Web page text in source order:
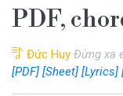
PDF,
Đức Huy Đừng xa
[PDF] [Sheet] [Lyrics]